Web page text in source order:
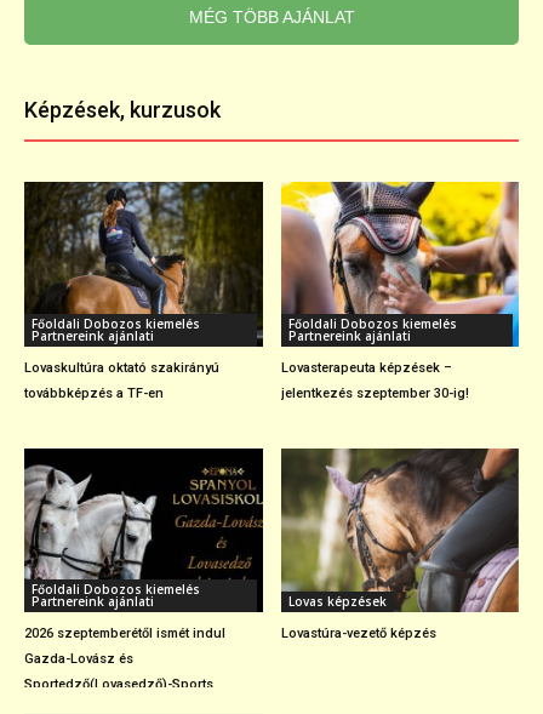
MÉG TÖBB AJÁNLAT
Képzések, kurzusok
Főoldali Dobozos kiemelés
Partnereink ajánlati
Lovaskultúra oktató szakirányú
továbbképzés a TF-en
Főoldali Dobozos kiemelés
Partnereink ajánlati
Lovasterapeuta képzések –
jelentkezés szeptember 30-ig!
Főoldali Dobozos kiemelés
Partnereink ajánlati
2026 szeptemberétől ismét indul
Gazda-Lovász és
Sportedző(Lovasedző)-Sports...
Lovas képzések
Lovastúra-vezető képzés